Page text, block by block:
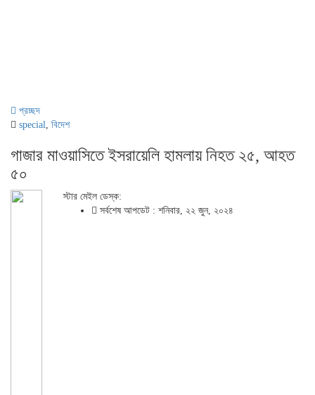
প্রচ্ছদ
special, বিদেশ
গাজার মাওয়াসিতে ইসরায়েলি হামলায় নিহত ২৫, আহত
৫০
স্টার মেইল ডেস্ক:
সর্বশেষ আপডেট : শনিবার, ২২ জুন, ২০২৪